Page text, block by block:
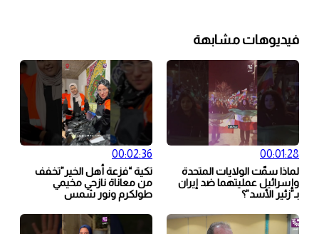
فيديوهات مشابهة
00:01:28
لماذا سمّت الولايات المتحدة
وإسرائيل عمليتهما ضد إيران
بـ”زئير الأسد”؟
00:02:36
تكية “فزعة أهل الخير”تخفف
من معاناة نازحي مخيمي
طولكرم ونور شمس